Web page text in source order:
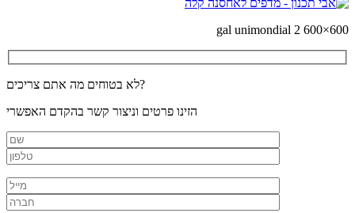
gal unimondial 2 600×600
לא בטוחים מה אתם צריכים?
הזינו פרטים וניצור קשר בהקדם האפשרי